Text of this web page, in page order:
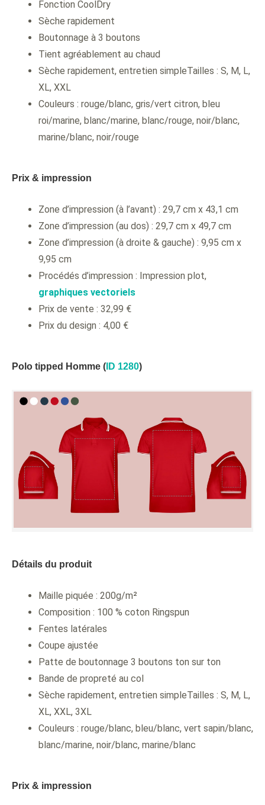
Fonction CoolDry
Sèche rapidement
Boutonnage à 3 boutons
Tient agréablement au chaud
Sèche rapidement, entretien simpleTailles : S, M, L,
XL, XXL
Couleurs : rouge/blanc, gris/vert citron, bleu
roi/marine, blanc/marine, blanc/rouge, noir/blanc,
marine/blanc, noir/rouge
Prix & impression
Zone d’impression (à l’avant) : 29,7 cm x 43,1 cm
Zone d’impression (au dos) : 29,7 cm x 49,7 cm
Zone d’impression (à droite & gauche) : 9,95 cm x
9,95 cm
Procédés d’impression : Impression plot,
graphiques vectoriels
Prix de vente : 32,99 €
Prix du design : 4,00 €
Polo tipped Homme ( ID 1280)
Détails du produit
Maille piquée : 200g/m²
Composition : 100 % coton Ringspun
Fentes latérales
Coupe ajustée
Patte de boutonnage 3 boutons ton sur ton
Bande de propreté au col
Sèche rapidement, entretien simpleTailles : S, M, L,
XL, XXL, 3XL
Couleurs : rouge/blanc, bleu/blanc, vert sapin/blanc,
blanc/marine, noir/blanc, marine/blanc
Prix & impression